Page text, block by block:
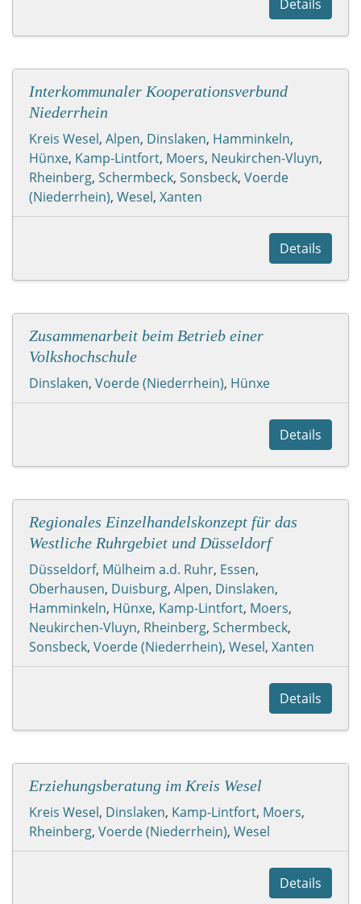
Details
Interkommunaler Kooperationsverbund
Niederrhein
Kreis Wesel, Alpen, Dinslaken, Hamminkeln,
Hünxe, Kamp-Lintfort, Moers, Neukirchen-Vluyn,
Rheinberg, Schermbeck, Sonsbeck, Voerde
(Niederrhein), Wesel, Xanten
Details
Zusammenarbeit beim Betrieb einer
Volkshochschule
Dinslaken, Voerde (Niederrhein), Hünxe
Details
Regionales Einzelhandelskonzept für das
Westliche Ruhrgebiet und Düsseldorf
Düsseldorf, Mülheim a.d. Ruhr, Essen,
Oberhausen, Duisburg, Alpen, Dinslaken,
Hamminkeln, Hünxe, Kamp-Lintfort, Moers,
Neukirchen-Vluyn, Rheinberg, Schermbeck,
Sonsbeck, Voerde (Niederrhein), Wesel, Xanten
Details
Erziehungsberatung im Kreis Wesel
Kreis Wesel, Dinslaken, Kamp-Lintfort, Moers,
Rheinberg, Voerde (Niederrhein), Wesel
Details